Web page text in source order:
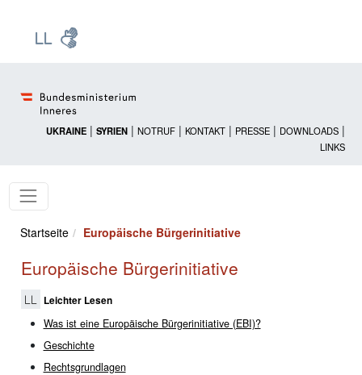
UKRAINE | SYRIEN | NOTRUF | KONTAKT | PRESSE | DOWNLOADS |
LINKS
Startseite Europäische Bürgerinitiative
Europäische Bürgerinitiative
Leichter Lesen
Was ist eine Europäische Bürgerinitiative (EBI)?
Geschichte
Rechtsgrundlagen